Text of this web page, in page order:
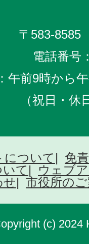
〒583-8585
電話番号：
午前9時から
（祝日・
について
免
て
ウェブ
せ
市役所の
(c) 2024